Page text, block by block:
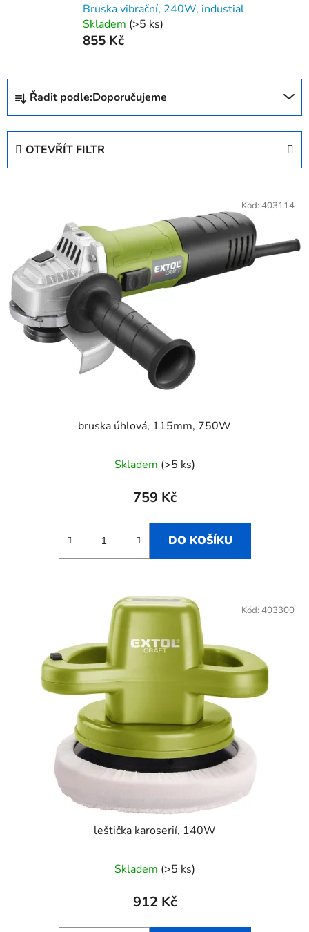
Bruska vibrační, 240W, industial
Skladem (>5 ks)
855 Kč
Ř
z
u
k
t
ů
Řadit podle:Doporučujeme
OTEVŘÍT FILTR
p
r
o
bruska úhlová, 115mm, 750W
Skladem (>5 ks)
759 Kč
DO KOŠÍKU
Kód: 403114
leštička karoserií, 140W
Skladem (>5 ks)
912 Kč
Kód: 403300